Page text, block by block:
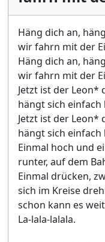
Häng dich an,
wir fahrn mit der
Häng dich an,
wir fahrn mit der
Jetzt ist der Leon*
hängt sich einfach
Jetzt ist der Leon*
hängt sich einfach
Einmal hoch und
runter, auf dem
Einmal drücken,
sich im Kreise
schon kann es
La-lala-lalala.